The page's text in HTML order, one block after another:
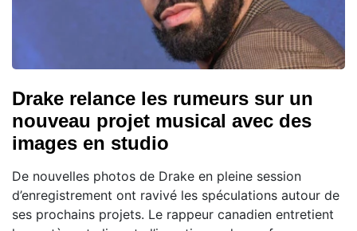
Drake relance les rumeurs sur un
nouveau projet musical avec des
images en studio
De nouvelles photos de Drake en pleine session
d’enregistrement ont ravivé les spéculations autour de
ses prochains projets. Le rappeur canadien entretient